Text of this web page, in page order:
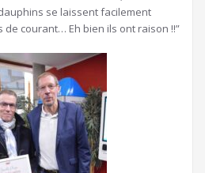
se laissent facilement
de courant… Eh bien ils ont raison !!”